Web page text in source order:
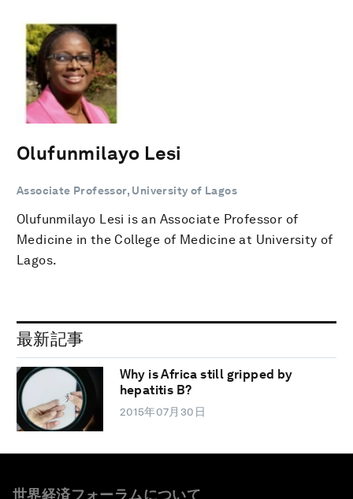
Olufunmilayo Lesi
Associate Professor, University of Lagos
Olufunmilayo Lesi is an Associate Professor of
Medicine in the College of Medicine at University of
Lagos.
最新記事
Why is Africa still gripped by
hepatitis B?
2015年07月30日
世界経済フォーラムについて